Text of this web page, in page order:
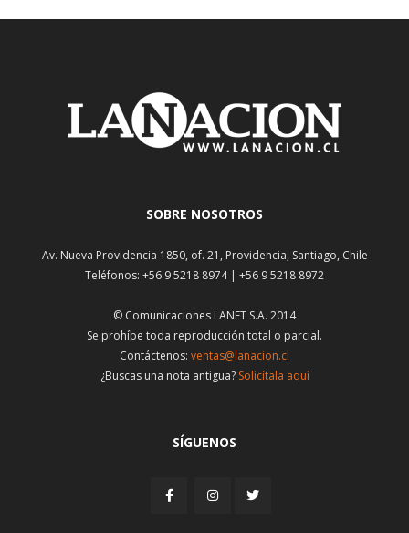
SOBRE NOSOTROS
Av. Nueva Providencia 1850, of. 21, Providencia, Santiago, Chile
Teléfonos: +56 9 5218 8974 | +56 9 5218 8972
© Comunicaciones LANET S.A. 2014
Se prohíbe toda reproducción total o parcial.
Contáctenos: ventas@lanacion.cl
¿Buscas una nota antigua? Solicítala aquí
SÍGUENOS